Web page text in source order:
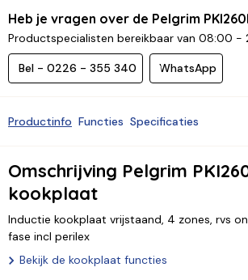
Heb je vragen over de Pelgrim
Productspecialisten bereikbaar van 08:00 -
Bel - 0226 - 355 340 WhatsApp
Productinfo Functies Specificaties
Omschrijving Pelgrim
kookplaat
Inductie kookplaat vrijstaand, 4 zones, rvs
fase incl perilex
Bekijk de kookplaat functies